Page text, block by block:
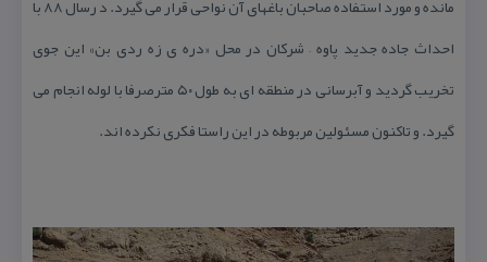
مانده و مورد استفاده صاحبان باغهای آن نواحی قرار می گیرد. د رسال ۸۸ با
احداث جاده جدید پاوه – شركان در محل «دره ی زه ردی بن» این جوی
تخریب گردید و آبرسانی در منطقه ای به طول ۵۰ مترصرفا با لوله انجام می
گیرد. و تاكنون مسئولین مربوطه در این راستا فكری نكرده اند.